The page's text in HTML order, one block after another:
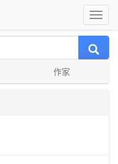
作家